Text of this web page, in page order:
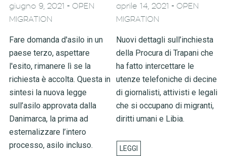
giugno 9, 2021 - OPEN
MIGRATION
Fare domanda d'asilo in un
paese terzo, aspettare
l'esito, rimanere lì se la
richiesta è accolta. Questa in
sintesi la nuova legge
sull’asilo approvata dalla
Danimarca, la prima ad
esternalizzare l’intero
processo, asilo incluso.
aprile 14, 2021 - OPEN
MIGRATION
Nuovi dettagli sull’inchiesta
della Procura di Trapani che
ha fatto intercettare le
utenze telefoniche di decine
di giornalisti, attivisti e legali
che si occupano di migranti,
diritti umani e Libia.